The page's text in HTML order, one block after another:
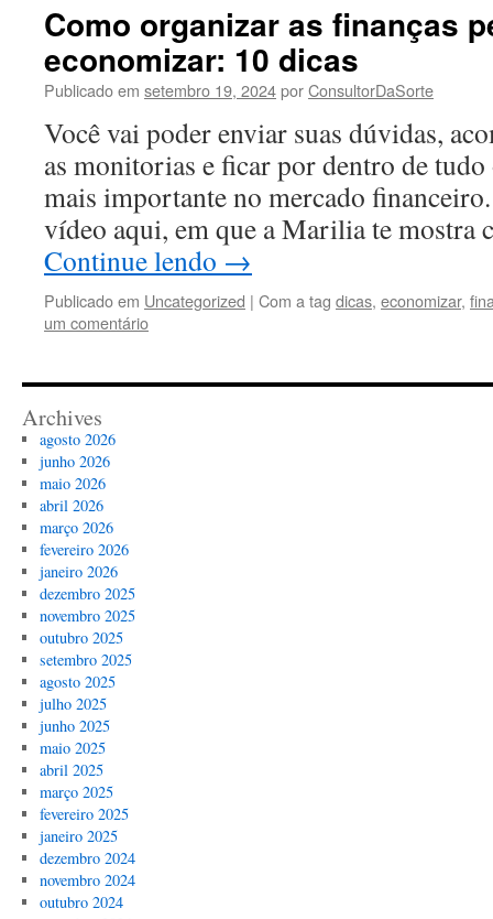
Como organizar as finanças
economizar: 10 dicas
Publicado em setembro 19, 2024porConsultorDaSorte
Você vai poder enviar suas dúvidas,
as monitorias e ficar por dentro de tudo
mais importante no mercado
vídeo aqui, em que a Marilia te
Continue lendo →
Publicado em Uncategorized | Com a tag dicas, economizar,
um comentário
Archives
agosto 2026
junho 2026
maio 2026
abril 2026
março 2026
fevereiro 2026
janeiro 2026
dezembro 2025
novembro 2025
outubro 2025
setembro 2025
agosto 2025
julho 2025
junho 2025
maio 2025
abril 2025
março 2025
fevereiro 2025
janeiro 2025
dezembro 2024
novembro 2024
outubro 2024